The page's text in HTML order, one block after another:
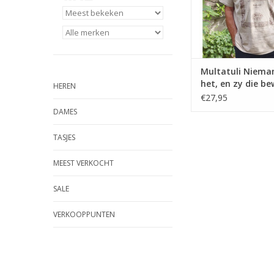
HEREN
DAMES
TASJES
MEEST VERKOCHT
SALE
VERKOOPPUNTEN
Multatuli
het, en zy die
het te weten zyn
€27,95